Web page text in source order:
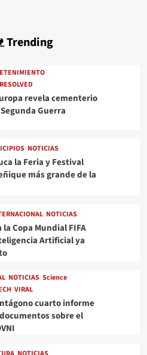
Trending
revela cementerio
Guerra
NOTICIAS
la Feria y Festival
más grande de la
NOTICIAS
la Copa Mundial FIFA
Artificial ya
NOTICIAS Science
VIRAL
cuarto informe
sobre el